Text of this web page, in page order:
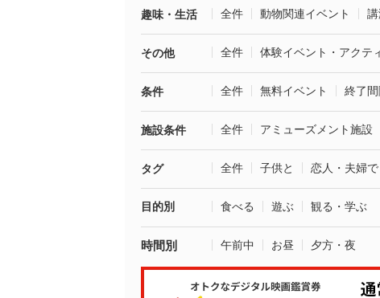
趣味・生活 全件 動物関連イベント
その他 全件 体験イベント・アクテ
条件 全件 無料イベント 終了間
施設条件 全件 アミューズメント施設
タグ 全件 子供と 恋人・夫婦で
目的別 食べる 遊ぶ 観る・学ぶ
時間別 午前中 お昼 夕方・夜